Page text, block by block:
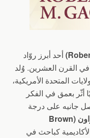
أحد أبرز روّاد
في القرن العشرين. وُلد
المتحدة الأمريكية،
أثّر بعمق في الفكر
جانيه على درجة
جامعة براون (Brown